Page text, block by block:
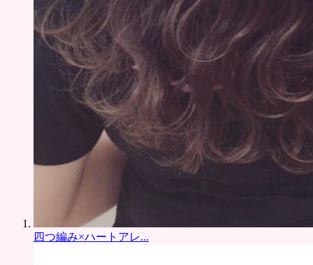
四つ編み×ハートアレ...